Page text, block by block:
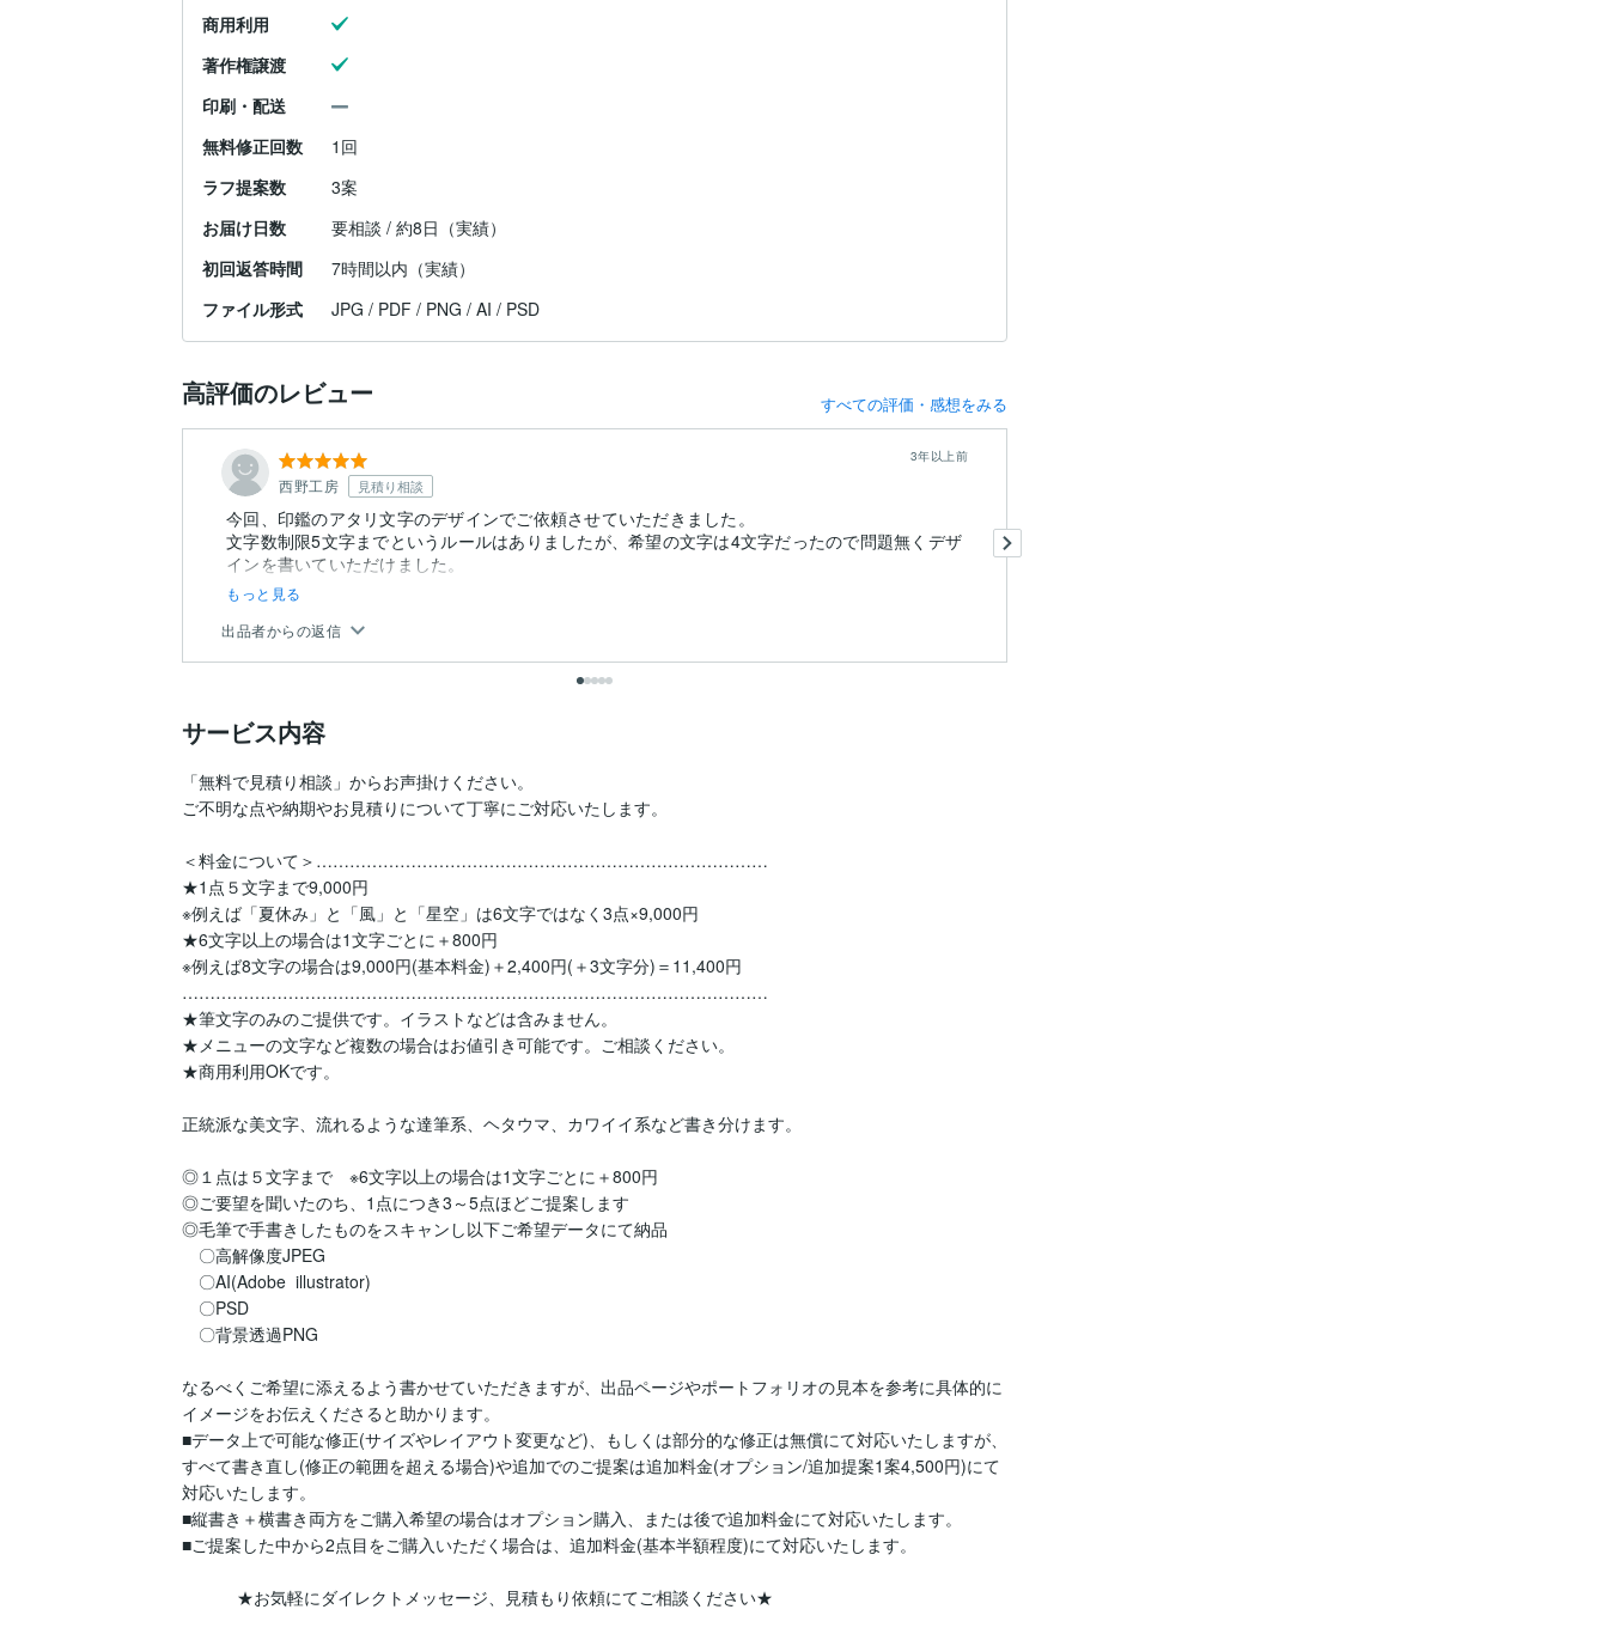
商用利用
著作権譲渡
印刷・配送
無料修正回数
1回
ラフ提案数
3案
お届け日数
要相談 / 約8日（実績）
初回返答時間
7時間以内（実績）
ファイル形式
JPG / PDF / PNG / AI / PSD
高評価のレビュー すべての評価・感想をみる
西野工房 見積り相談
3年以上前
今回、印鑑のアタリ文字のデザインでご依頼させていただきました。
文字数制限5文字までというルールはありましたが、希望の文字は4文字だったので問題無くデザ
もっと見る
出品者からの返信
サービス内容
「無料で見積り相談」からお声掛けください。
ご不明な点や納期やお見積りについて丁寧にご対応いたします。
＜料金について＞………………………………………………………………………
★1点５文字まで9,000円
※例えば「夏休み」と「風」と「星空」は6文字ではなく3点×9,000円
★6文字以上の場合は1文字ごとに＋800円
※例えば8文字の場合は9,000円(基本料金)＋2,400円(＋3文字分)＝11,400円
……………………………………………………………………………………………
★筆文字のみのご提供です。イラストなどは含みません。
★メニューの文字など複数の場合はお値引き可能です。ご相談ください。
★商用利用OKです。
正統派な美文字、流れるような達筆系、ヘタウマ、カワイイ系など書き分けます。
◎１点は５文字まで　※6文字以上の場合は1文字ごとに＋800円
◎ご要望を聞いたのち、1点につき3～5点ほどご提案します
◎毛筆で手書きしたものをスキャンし以下ご希望データにて納品
〇高解像度JPEG
〇AI(Adobe  illustrator)
〇PSD
〇背景透過PNG
なるべくご希望に添えるよう書かせていただきますが、出品ページやポートフォリオの見本を参考に具体的に
イメージをお伝えくださると助かります。
■データ上で可能な修正(サイズやレイアウト変更など)、もしくは部分的な修正は無償にて対応いたしますが、
すべて書き直し(修正の範囲を超える場合)や追加でのご提案は追加料金(オプション/追加提案1案4,500円)にて
対応いたします。
■縦書き＋横書き両方をご購入希望の場合はオプション購入、または後で追加料金にて対応いたします。
■ご提案した中から2点目をご購入いただく場合は、追加料金(基本半額程度)にて対応いたします。
★お気軽にダイレクトメッセージ、見積もり依頼にてご相談ください★